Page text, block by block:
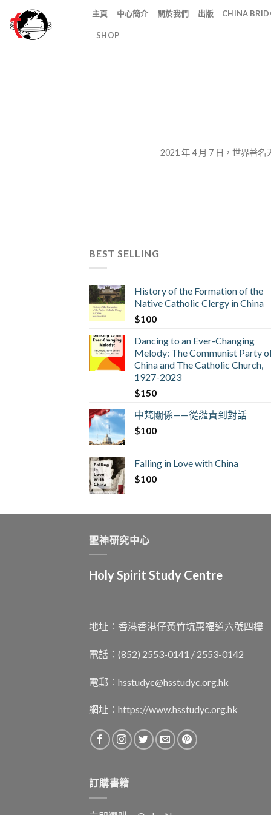
content
主頁 中心簡介 關於我們 出版 CHINA
SHOP
2021 年 4 月 7 日，世界著
BEST SELLING
History of the Formation of the
Native Catholic Clergy in China
$100
Dancing to an Ever-Changing
Melody: The Communist Party
China and The Catholic Church,
1927-2023
$150
中梵關係——從譴責到對話
$100
Falling in Love with China
$100
聖神研究中心
Holy Spirit Study Centre
地址︰香港香港仔黃竹坑惠福道六號四樓
電話：(852) 2553-0141 / 2553-0142
電郵︰ hsstudyc@hsstudyc.org.hk
網址︰ https://www.hsstudyc.org.hk
訂購書籍